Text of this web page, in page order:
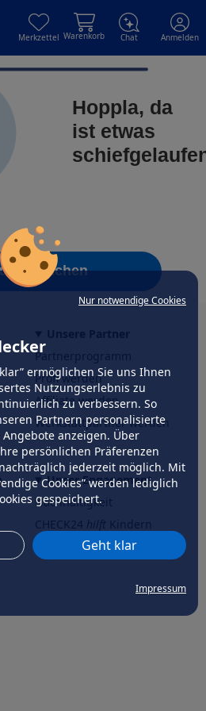
Nur notwendige Cookies
ermöglichen Sie uns Ihnen
Nutzungserlebnis zu
zu verbessern. So
Partnern personalisierte
anzeigen. Über
persönlichen Präferenzen
jederzeit möglich. Mit
Cookies” werden lediglich
gespeichert.
Geht klar
Impressum
Merkzettel Warenkorb Chat Anmelden
Hoppla, da
ist etwas
versuchen
Partnerprogramm
Profi werden
Affiliate werden
Werkstattpartner werden
Unser Engagement
Nachhaltigkeit
CHECK24hilftder Natur